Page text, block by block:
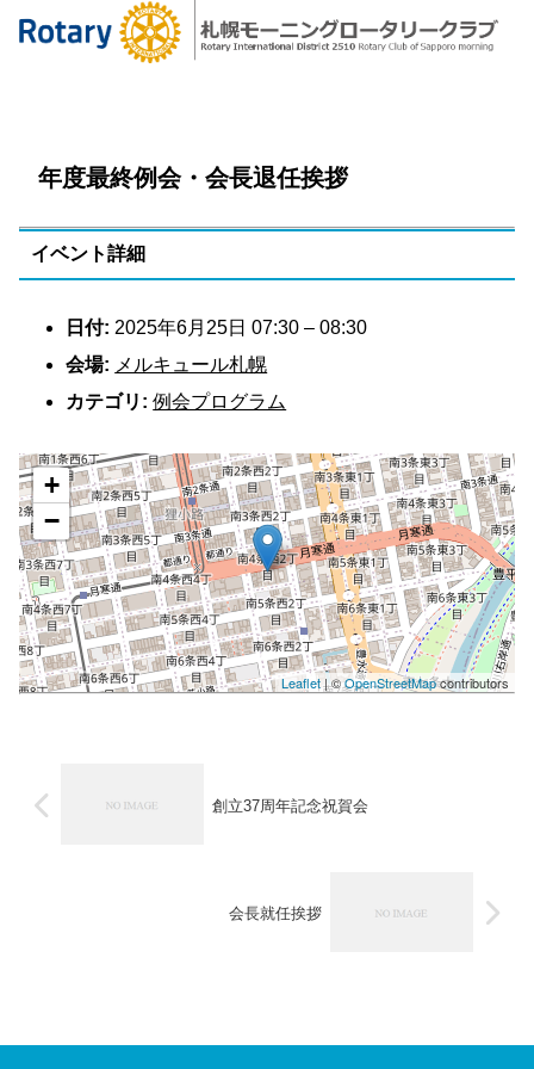
年度最終例会・会長退任挨拶
イベント詳細
日付: 2025年6月25日 07:30 –08:30
会場: メルキュール札幌
カテゴリ: 例会プログラム
+
−
Leaflet| ©OpenStreetMapcontributors
創立37周年記念祝賀会
会長就任挨拶